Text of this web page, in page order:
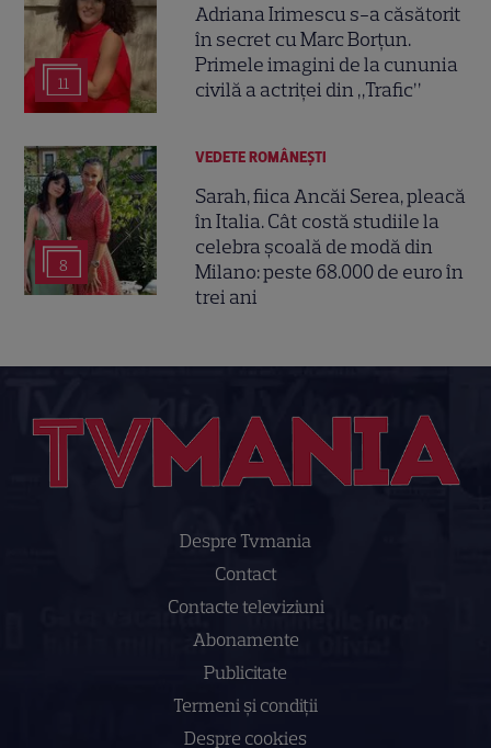
11
Adriana Irimescu s-a căsătorit
în secret cu Marc Borțun.
Primele imagini de la cununia
civilă a actriței din „Trafic”
8
VEDETE ROMÂNEŞTI
Sarah, fiica Ancăi Serea, pleacă
în Italia. Cât costă studiile la
celebra școală de modă din
Milano: peste 68.000 de euro în
trei ani
Despre Tvmania
Contact
Contacte televiziuni
Abonamente
Publicitate
Termeni și condiții
Despre cookies